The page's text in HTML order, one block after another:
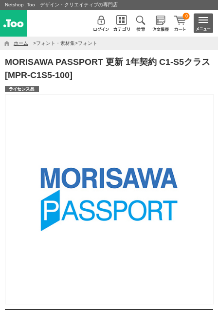
Netshop .Too デザイン・クリエイティブの専門店
0
ホーム >フォント・素材集>フォント
MORISAWA PASSPORT 更新 1年契約 C1-S5クラス
[MPR-C1S5-100]